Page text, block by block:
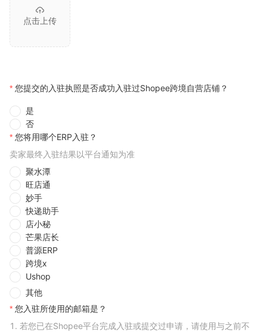
点击上传
您提交的入驻执照是否成功入驻过Shopee跨境自营店铺？
是
否
您将用哪个ERP入驻？
卖家最终入驻结果以平台通知为准
聚水潭
旺店通
妙手
快递助手
店小秘
芒果店长
普源ERP
跨境x
Ushop
其他
您入驻所使用的邮箱是？
若您已在Shopee平台完成入驻或提交过申请，请使用与之前不